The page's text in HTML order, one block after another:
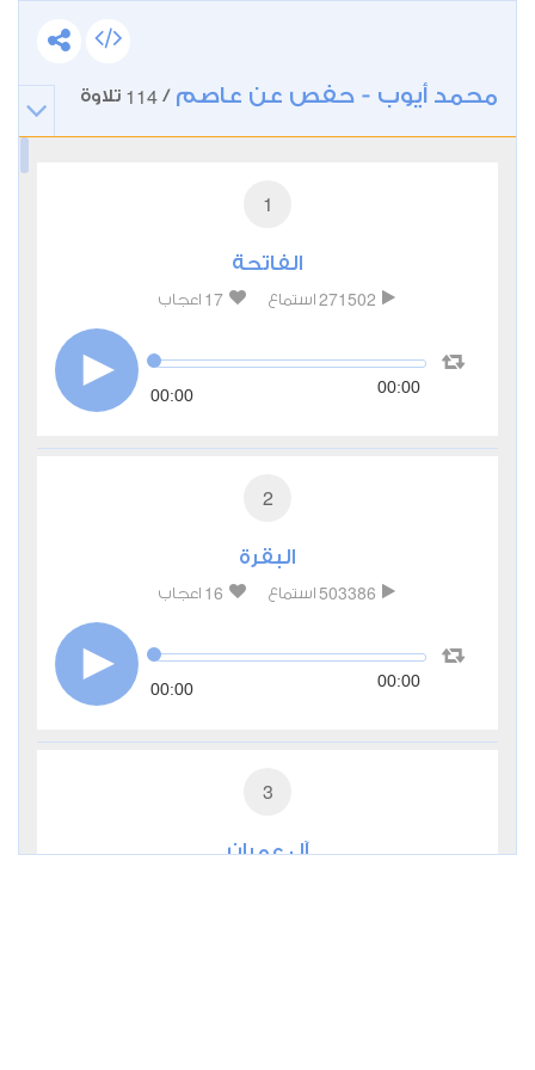
محمد أيوب - حفص عن عاصم /
114 تلاوة
1
الفاتحة
271502 استماع 17 اعجاب
00:00 00:00
2
البقرة
503386 استماع 16 اعجاب
00:00 00:00
3
آل عمران